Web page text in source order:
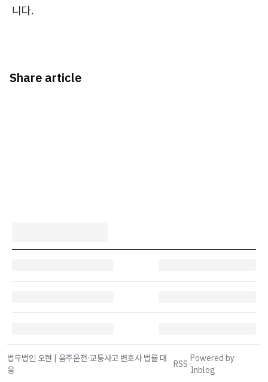
니다.
Share article
법무법인 오현 | 음주운전·교통사고 변호사 법률 대
응
RSS·
Powered by
Inblog